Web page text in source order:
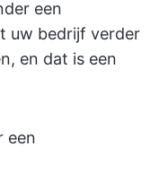
een
uw bedrijf verder
en dat is een
een